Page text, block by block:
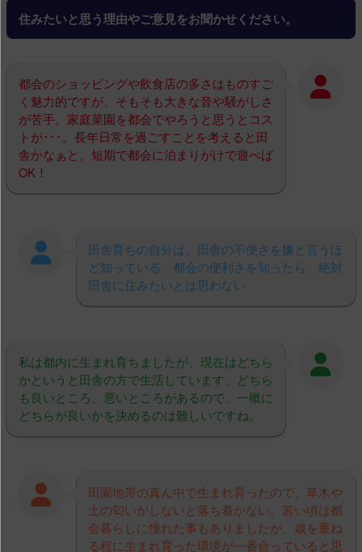
住みたいと思う理由やご意見をお聞かせください。
都会のショッピングや飲食店の多さはものすご
く魅力的ですが、そもそも大きな音や騒がしさ
が苦手。家庭菜園を都会でやろうと思うとコス
トが･･･。長年日常を過ごすことを考えると田
舎かなぁと。短期で都会に泊まりがけで遊べば
OK！
田舎育ちの自分は、田舎の不便さを嫌と言うほ
ど知っている。都会の便利さを知ったら、絶対
田舎に住みたいとは思わない
私は都内に生まれ育ちましたが、現在はどちら
かというと田舎の方で生活しています。どちら
も良いところ、悪いところがあるので、一概に
どちらが良いかを決めるのは難しいですね。
田園地帯の真ん中で生まれ育ったので、草木や
土の匂いがしないと落ち着かない。若い頃は都
会暮らしに憧れた事もありましたが、歳を重ね
る程に生まれ育った環境が一番合っていると思